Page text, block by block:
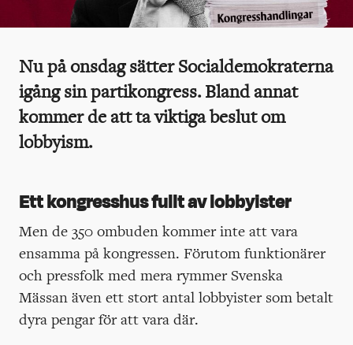
Nu på onsdag sätter Socialdemokraterna
igång sin partikongress. Bland annat
kommer de att ta viktiga beslut om
lobbyism.
Ett kongresshus fullt av lobbyister
Men de 350 ombuden kommer inte att vara
ensamma på kongressen. Förutom funktionärer
och pressfolk med mera rymmer Svenska
Mässan även ett stort antal lobbyister som betalt
dyra pengar för att vara där.